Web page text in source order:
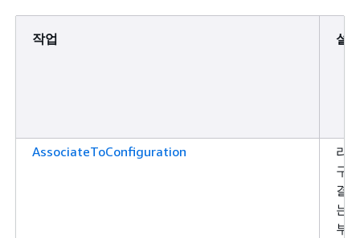
작업 설
AssociateToConfiguration
리
구
결
는
부